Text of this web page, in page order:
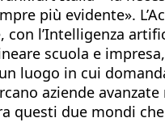
più evidente».
l’Intelligenza
scuola e
luogo in cui
aziende
questi due mondi